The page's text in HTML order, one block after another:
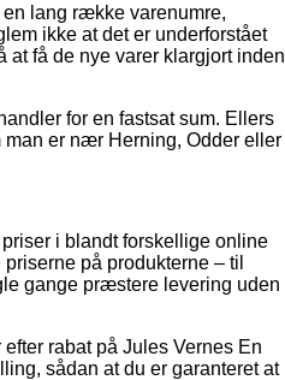
lang række varenumre,
ikke at det er underforstået
at få de nye varer klargjort inden
for en fastsat sum. Ellers
man er nær Herning, Odder eller
i blandt forskellige online
på produkterne – til
gange præstere levering uden
rabat på Jules Vernes En
sådan at du er garanteret at